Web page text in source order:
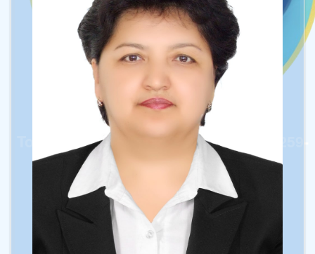
Toshkent shaxar Yunusobod tumani 259-
sonli umumta’lim maktabi